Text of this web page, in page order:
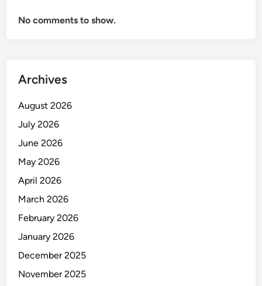
No comments to show.
Archives
August 2026
July 2026
June 2026
May 2026
April 2026
March 2026
February 2026
January 2026
December 2025
November 2025